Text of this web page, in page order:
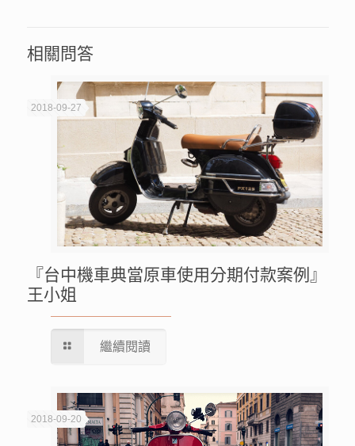
相關問答
2018-09-27
『台中機車典當原車使用分期付款案例』
王小姐
繼續閱讀
2018-09-20